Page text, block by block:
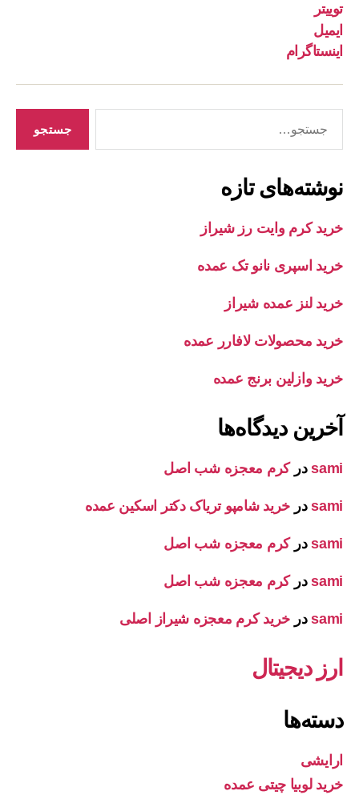
توییتر
ایمیل
اینستاگرام
نوشته‌های تازه
خرید کرم وایت رز شیراز
خرید اسپری نانو تک عمده
خرید لنز عمده شیراز
خرید محصولات لافارر عمده
خرید وازلین برنج عمده
آخرین دیدگاه‌ها
samiدرکرم معجزه شب اصل
samiدر خرید شامپو تریاک دکتر اسکین عمده
samiدرکرم معجزه شب اصل
samiدرکرم معجزه شب اصل
samiدر خرید کرم معجزه شیراز اصلی
ارز دیجیتال
دسته‌ها
ارایشی
خرید لوبیا چیتی عمده